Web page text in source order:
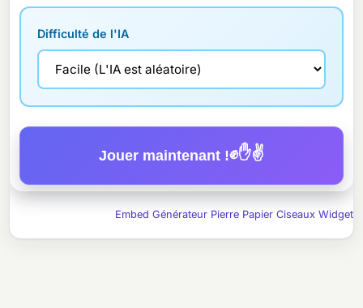
Difficulté de l'IA
Jouer maintenant !✊✋✌️
Embed Générateur Pierre Papier Ciseaux Widget